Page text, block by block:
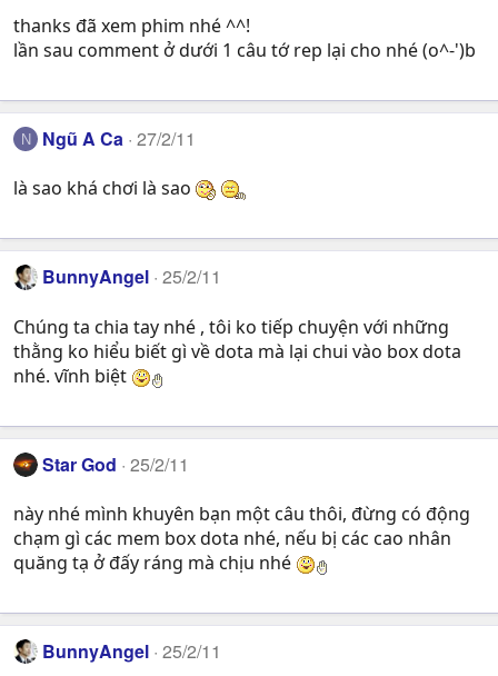
thanks đã xem phim nhé ^^!
lần sau comment ở dưới 1 câu tớ rep lại cho nhé (o^-')b
N Ngũ A Ca 27/2/11
là sao khá chơi là sao
BunnyAngel 25/2/11
Chúng ta chia tay nhé , tôi ko tiếp chuyện với những
thằng ko hiểu biết gì về dota mà lại chui vào box dota
nhé. vĩnh biệt
Star God 25/2/11
này nhé mình khuyên bạn một câu thôi, đừng có động
chạm gì các mem box dota nhé, nếu bị các cao nhân
quăng tạ ở đấy ráng mà chịu nhé
BunnyAngel 25/2/11